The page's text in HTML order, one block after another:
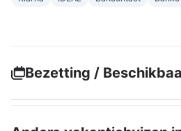
Bezetting /